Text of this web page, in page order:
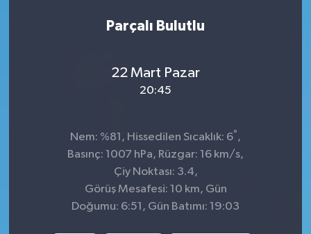
Parçalı Bulutlu
22 Mart Pazar
20:45
Nem: %81, Hissedilen Sıcaklık: 6° ,
Basınç: 1007 hPa, Rüzgar: 16 km/s,
Çiy Noktası: 3.4,
Görüş Mesafesi: 10 km, Gün
Doğumu: 6:51, Gün Batımı: 19:03